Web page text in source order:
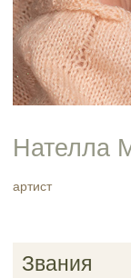
Нателла
артист
Звания